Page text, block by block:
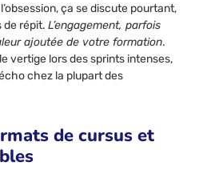
ça se discute pourtant,
de répit.L’engagement, parfois
ajoutée de votre formation.
vertige lors des sprints intenses,
chez la plupart des
de cursus et